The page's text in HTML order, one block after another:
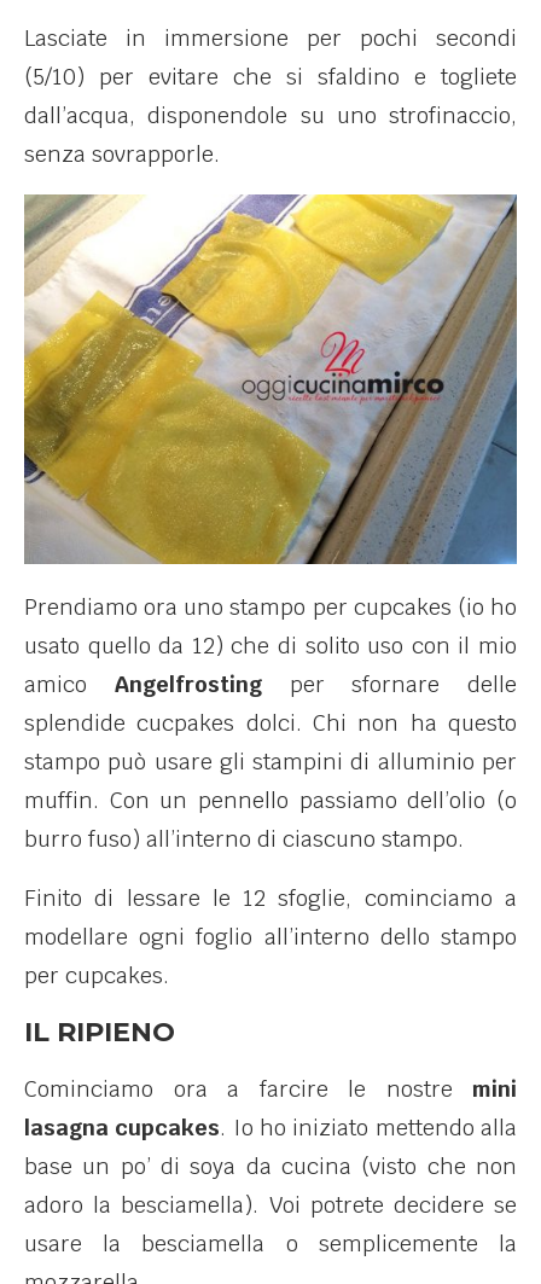
Lasciate in immersione per pochi secondi
(5/10) per evitare che si sfaldino e togliete
dall’acqua, disponendole su uno strofinaccio,
senza sovrapporle.
Prendiamo ora uno stampo per cupcakes (io ho
usato quello da 12) che di solito uso con il mio
amico Angelfrostingper sfornare delle
splendide cucpakes dolci. Chi non ha questo
stampo può usare gli stampini di alluminio per
muffin. Con un pennello passiamo dell’olio (o
burro fuso) all’interno di ciascuno stampo.
Finito di lessare le 12 sfoglie, cominciamo a
modellare ogni foglio all’interno dello stampo
per cupcakes.
IL RIPIENO
Cominciamo ora a farcire le nostre mini
lasagna cupcakes. Io ho iniziato mettendo alla
base un po’ di soya da cucina (visto che non
adoro la besciamella). Voi potrete decidere se
usare la besciamella o semplicemente la